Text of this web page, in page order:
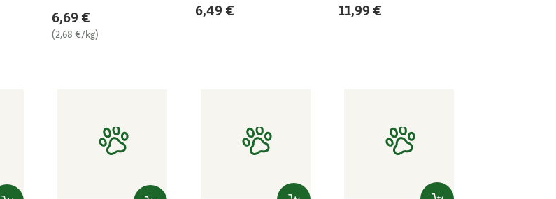
6,69 €
(2,68 €/kg)
6,49 € 11,99 €